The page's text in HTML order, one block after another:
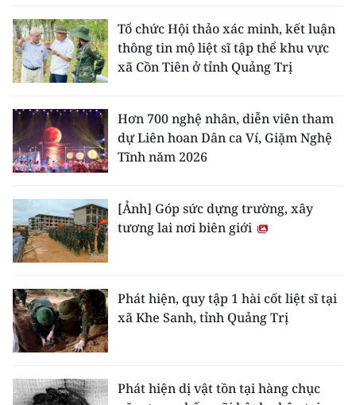
ENGLISH
FRANÇAIS
РУССКИЙ
ESPAÑOL
한국어
Tổ chức Hội thảo xác minh, kết luận
thông tin mộ liệt sĩ tập thể khu vực
xã Cồn Tiên ở tỉnh Quảng Trị
Hơn 700 nghệ nhân, diễn viên tham
dự Liên hoan Dân ca Ví, Giặm Nghệ
Tĩnh năm 2026
[Ảnh] Góp sức dựng trường, xây
tương lai nơi biên giới
Phát hiện, quy tập 1 hài cốt liệt sĩ tại
xã Khe Sanh, tỉnh Quảng Trị
Phát hiện dị vật tồn tại hàng chục